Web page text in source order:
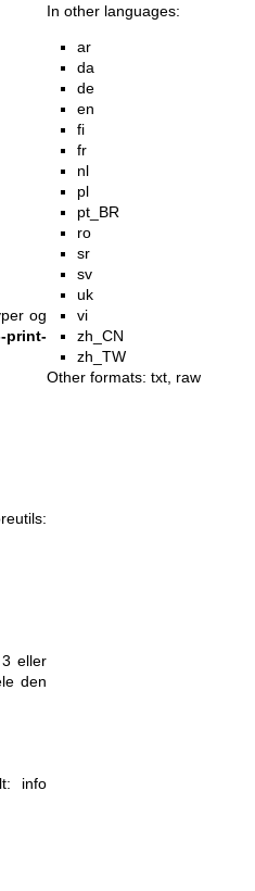
og
print-
eller
den
info
In other languages:
ar
da
de
en
fi
fr
nl
pl
pt_BR
ro
sr
sv
uk
vi
zh_CN
zh_TW
Other formats: txt raw